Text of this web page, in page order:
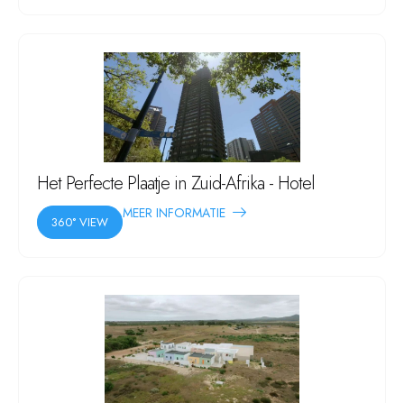
Het Perfecte Plaatje in Zuid-Afrika - Hotel
360° VIEW
MEER INFORMATIE